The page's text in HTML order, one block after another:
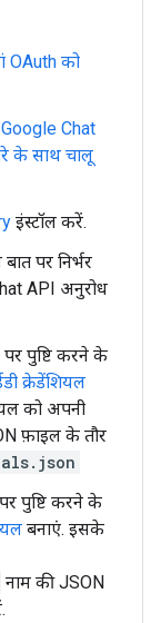
OAuth को
Chat
के साथ चालू
इंस्टॉल करें.
पर निर्भर
API अनुरोध
पर पुष्टि करने के
क्रेडेंशियल
को अपनी
फ़ाइल के तौर
पुष्टि करने के
बनाएं. इसके
नाम की JSON